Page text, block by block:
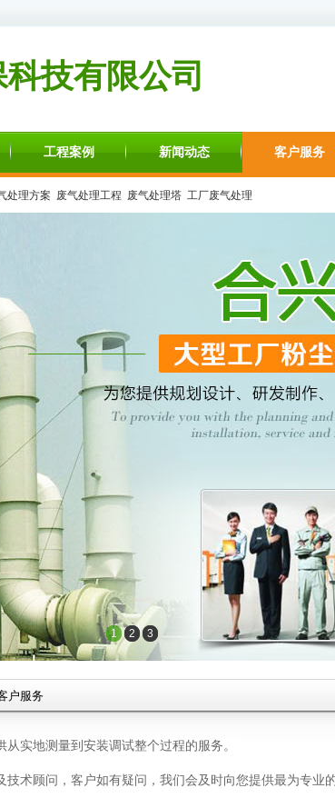
技有限公司
工程案例 新闻动态 客户服务
处理方案 废气处理工程 废气处理塔 工厂废气处理
1 2 3
户服务
从实地测量到安装调试整个过程的服务。
技术顾问，客户如有疑问，我们会及时向您提供最为专业